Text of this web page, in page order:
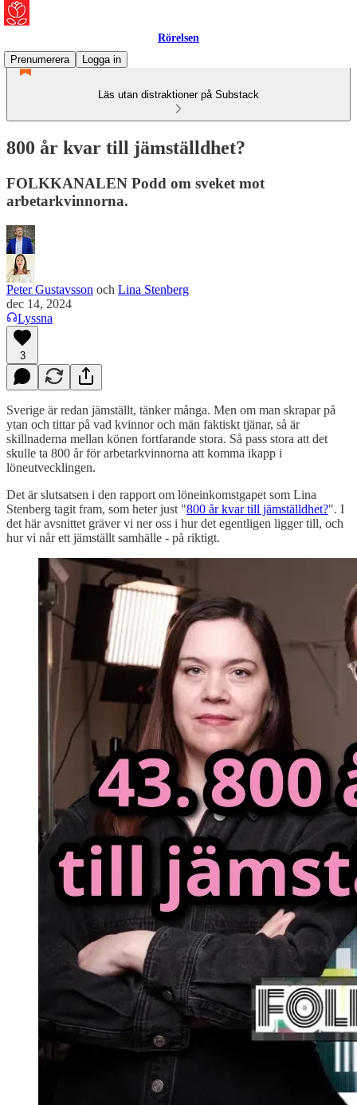
Rörelsen
Prenumerera
Logga in
Läs utan distraktioner på Substack
800 år kvar till jämställdhet?
FOLKKANALEN Podd om sveket mot
arbetarkvinnorna.
Peter Gustavsson och Lina Stenberg
dec 14, 2024
Lyssna
3
Sverige är redan jämställt, tänker många. Men om man skrapar på
ytan och tittar på vad kvinnor och män faktiskt tjänar, så är
skillnaderna mellan könen fortfarande stora. Så pass stora att det
skulle ta 800 år för arbetarkvinnorna att komma ikapp i
löneutvecklingen.
Det är slutsatsen i den rapport om löneinkomstgapet som Lina
Stenberg tagit fram, som heter just "800 år kvar till jämställdhet?". I
det här avsnittet gräver vi ner oss i hur det egentligen ligger till, och
hur vi når ett jämställt samhälle - på riktigt.